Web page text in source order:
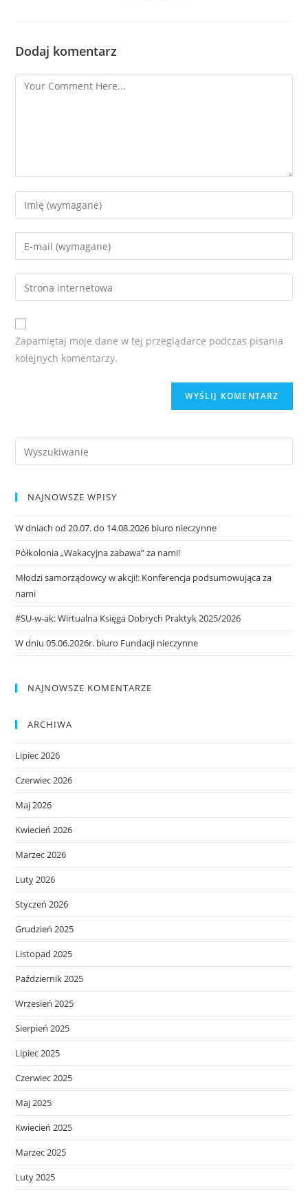
Dodaj komentarz
Zapamiętaj moje dane w tej przeglądarce podczas pisania
kolejnych komentarzy.
NAJNOWSZE WPISY
W dniach od 20.07. do 14.08.2026 biuro nieczynne
Półkolonia „Wakacyjna zabawa” za nami!
Młodzi samorządowcy w akcji!: Konferencja podsumowująca za
nami
#SU-w-ak: Wirtualna Księga Dobrych Praktyk 2025/2026
W dniu 05.06.2026r. biuro Fundacji nieczynne
NAJNOWSZE KOMENTARZE
ARCHIWA
Lipiec 2026
Czerwiec 2026
Maj 2026
Kwiecień 2026
Marzec 2026
Luty 2026
Styczeń 2026
Grudzień 2025
Listopad 2025
Październik 2025
Wrzesień 2025
Sierpień 2025
Lipiec 2025
Czerwiec 2025
Maj 2025
Kwiecień 2025
Marzec 2025
Luty 2025